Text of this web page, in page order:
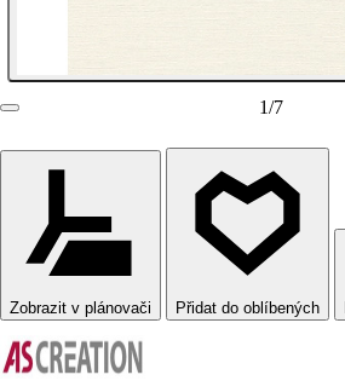
1/7
Zobrazit v plánovači